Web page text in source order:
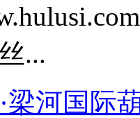
...
梁河国际